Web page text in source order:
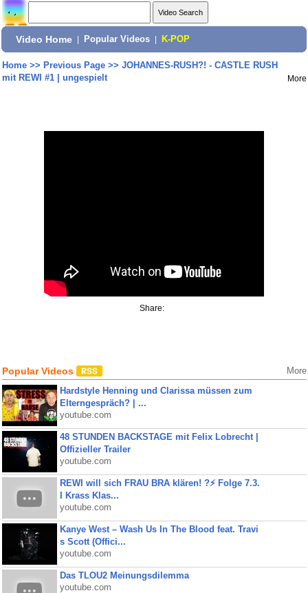
Video Home Popular Videos K-POP
Home>> Previous Page>> JOHANNES-RUSH?! - CASTLE RUSH
mit REWI #1 | ungespielt
More
Share:
Popular Videos More
Hardstyle Henning und Clarissa müssen zum
Elterngespräch? | ...
youtube.com
48 STUNDEN BACKSTAGE mit Felix Lobrecht |
Offizieller Trailer
youtube.com
REWI will sich FRAU BRA klären! ?⚡️ Folge 7.3.
I Krass Klas...
youtube.com
Kanye West – Wash Us In The Blood feat. Travi
s Scott (Offici...
youtube.com
Das TLOU2 Meinungsdilemma
youtube.com